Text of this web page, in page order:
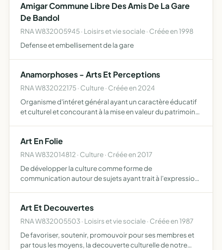
Amigar Commune Libre Des Amis De La Gare
De Bandol
RNA W832005945 · Loisirs et vie sociale · Créée en 1998
Defense et embellisement de la gare
Anamorphoses - Arts Et Perceptions
RNA W832022175 · Culture · Créée en 2024
Organisme d'intéret général ayant un caractère éducatif
et culturel et concourant à la mise en valeur du patrimoine
Art En Folie
RNA W832014812 · Culture · Créée en 2017
De développer la culture comme forme de
communication autour de sujets ayant trait à l'expression
Art Et Decouvertes
RNA W832005503 · Loisirs et vie sociale · Créée en 1987
De favoriser, soutenir, promouvoir pour ses membres et
par tous les moyens, la decouverte culturelle de notre